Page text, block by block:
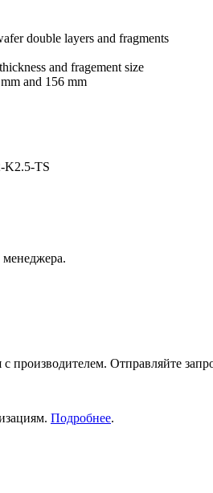
double layers and fragments
and fragement size
and 156 mm
K2.5-TS
менеджера.
производителем. Отправляйте
Подробнее.